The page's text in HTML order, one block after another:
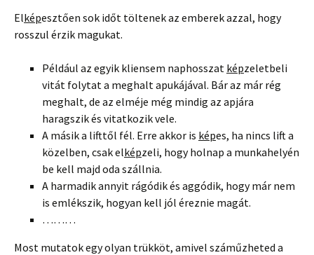
Elképesztően sok időt töltenek az emberek azzal, hogy
rosszul érzik magukat.
Például az egyik kliensem naphosszat képzeletbeli
vitát folytat a meghalt apukájával. Bár az már rég
meghalt, de az elméje még mindig az apjára
haragszik és vitatkozik vele.
A másik a lifttől fél. Erre akkor is képes, ha nincs lift a
közelben, csak elképzeli, hogy holnap a munkahelyén
be kell majd oda szállnia.
A harmadik annyit rágódik és aggódik, hogy már nem
is emlékszik, hogyan kell jól éreznie magát.
………
Most mutatok egy olyan trükköt, amivel száműzheted a